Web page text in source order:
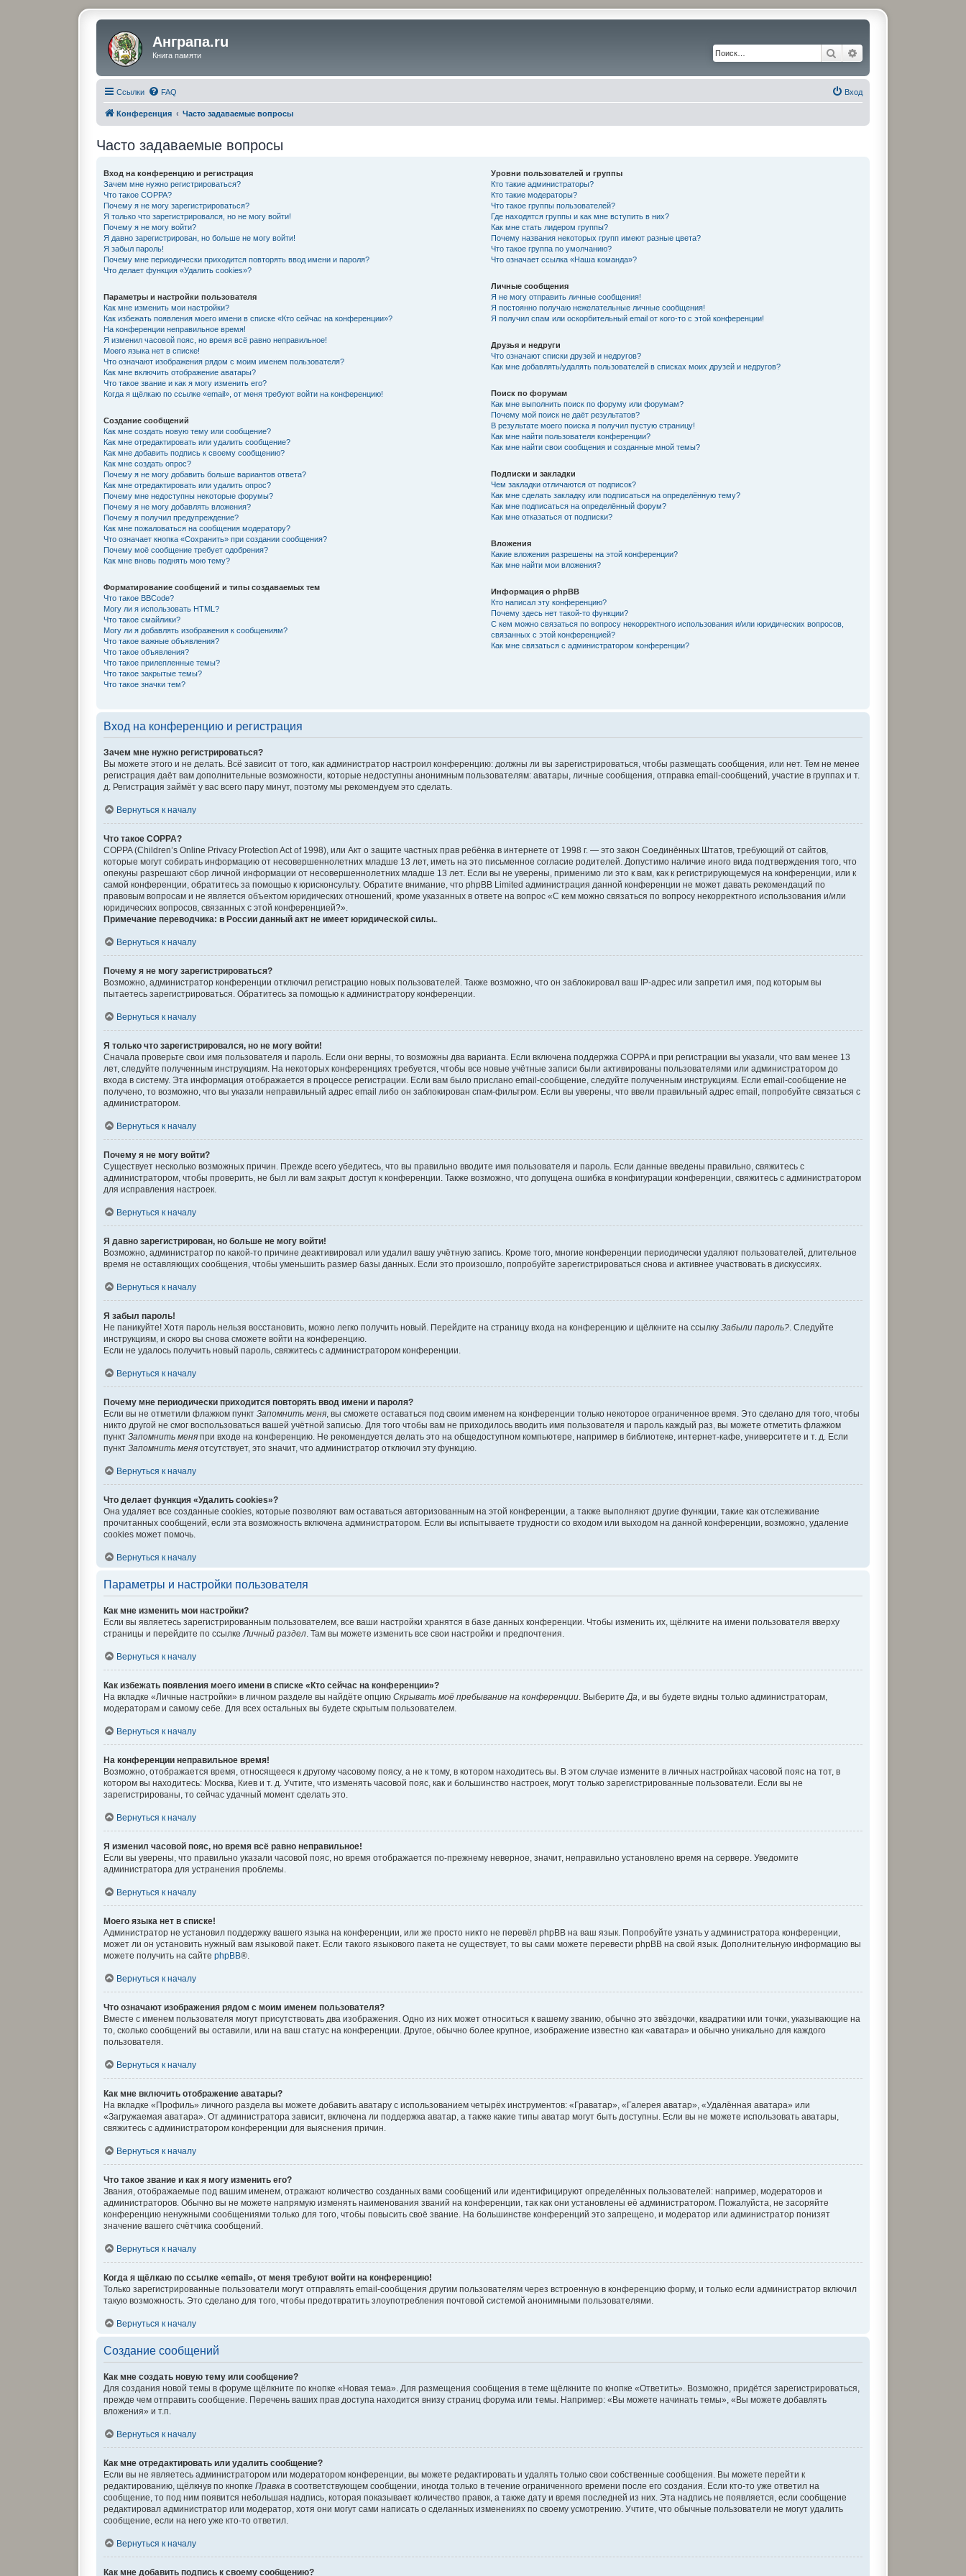
Анграпа.ru
Книга памяти Поиск
Ссылки FAQ Вход
Конференция Часто задаваемые вопросы
Часто задаваемые вопросы
Вход на конференцию и регистрация
Зачем мне нужно регистрироваться?
Что такое COPPA?
Почему я не могу зарегистрироваться?
Я только что зарегистрировался, но не могу войти!
Почему я не могу войти?
Я давно зарегистрирован, но больше не могу войти!
Я забыл пароль!
Почему мне периодически приходится повторять ввод имени и пароля?
Что делает функция «Удалить cookies»?
Параметры и настройки пользователя
Как мне изменить мои настройки?
Как избежать появления моего имени в списке «Кто сейчас на конференции»?
На конференции неправильное время!
Я изменил часовой пояс, но время всё равно неправильное!
Моего языка нет в списке!
Что означают изображения рядом с моим именем пользователя?
Как мне включить отображение аватары?
Что такое звание и как я могу изменить его?
Когда я щёлкаю по ссылке «email», от меня требуют войти на конференцию!
Создание сообщений
Как мне создать новую тему или сообщение?
Как мне отредактировать или удалить сообщение?
Как мне добавить подпись к своему сообщению?
Как мне создать опрос?
Почему я не могу добавить больше вариантов ответа?
Как мне отредактировать или удалить опрос?
Почему мне недоступны некоторые форумы?
Почему я не могу добавлять вложения?
Почему я получил предупреждение?
Как мне пожаловаться на сообщения модератору?
Что означает кнопка «Сохранить» при создании сообщения?
Почему моё сообщение требует одобрения?
Как мне вновь поднять мою тему?
Форматирование сообщений и типы создаваемых тем
Что такое BBCode?
Могу ли я использовать HTML?
Что такое смайлики?
Могу ли я добавлять изображения к сообщениям?
Что такое важные объявления?
Что такое объявления?
Что такое прилепленные темы?
Что такое закрытые темы?
Что такое значки тем?
Уровни пользователей и группы
Кто такие администраторы?
Кто такие модераторы?
Что такое группы пользователей?
Где находятся группы и как мне вступить в них?
Как мне стать лидером группы?
Почему названия некоторых групп имеют разные цвета?
Что такое группа по умолчанию?
Что означает ссылка «Наша команда»?
Личные сообщения
Я не могу отправить личные сообщения!
Я постоянно получаю нежелательные личные сообщения!
Я получил спам или оскорбительный email от кого-то с этой конференции!
Друзья и недруги
Что означают списки друзей и недругов?
Как мне добавлять/удалять пользователей в списках моих друзей и недругов?
Поиск по форумам
Как мне выполнить поиск по форуму или форумам?
Почему мой поиск не даёт результатов?
В результате моего поиска я получил пустую страницу!
Как мне найти пользователя конференции?
Как мне найти свои сообщения и созданные мной темы?
Подписки и закладки
Чем закладки отличаются от подписок?
Как мне сделать закладку или подписаться на определённую тему?
Как мне подписаться на определённый форум?
Как мне отказаться от подписки?
Вложения
Какие вложения разрешены на этой конференции?
Как мне найти мои вложения?
Информация о phpBB
Кто написал эту конференцию?
Почему здесь нет такой-то функции?
С кем можно связаться по вопросу некорректного использования и/или юридических вопросов,
связанных с этой конференцией?
Как мне связаться с администратором конференции?
Вход на конференцию и регистрация
Зачем мне нужно регистрироваться?
Вы можете этого и не делать. Всё зависит от того, как администратор настроил конференцию: должны ли вы зарегистрироваться, чтобы размещать сообщения, или нет. Тем не менее
регистрация даёт вам дополнительные возможности, которые недоступны анонимным пользователям: аватары, личные сообщения, отправка email-сообщений, участие в группах и т.
д. Регистрация займёт у вас всего пару минут, поэтому мы рекомендуем это сделать.
Вернуться к началу
Что такое COPPA?
COPPA (Children’s Online Privacy Protection Act of 1998), или Акт о защите частных прав ребёнка в интернете от 1998 г. — это закон Соединённых Штатов, требующий от сайтов,
которые могут собирать информацию от несовершеннолетних младше 13 лет, иметь на это письменное согласие родителей. Допустимо наличие иного вида подтверждения того, что
опекуны разрешают сбор личной информации от несовершеннолетних младше 13 лет. Если вы не уверены, применимо ли это к вам, как к регистрирующемуся на конференции, или к
самой конференции, обратитесь за помощью к юрисконсульту. Обратите внимание, что phpBB Limited администрация данной конференции не может давать рекомендаций по
правовым вопросам и не является объектом юридических отношений, кроме указанных в ответе на вопрос «С кем можно связаться по вопросу некорректного использования и/или
юридических вопросов, связанных с этой конференцией?».
Примечание переводчика: в России данный акт не имеет юридической силы.
Вернуться к началу
Почему я не могу зарегистрироваться?
Возможно, администратор конференции отключил регистрацию новых пользователей. Также возможно, что он заблокировал ваш IP-адрес или запретил имя, под которым вы
пытаетесь зарегистрироваться. Обратитесь за помощью к администратору конференции.
Вернуться к началу
Я только что зарегистрировался, но не могу войти!
Сначала проверьте свои имя пользователя и пароль. Если они верны, то возможны два варианта. Если включена поддержка COPPA и при регистрации вы указали, что вам менее 13
лет, следуйте полученным инструкциям. На некоторых конференциях требуется, чтобы все новые учётные записи были активированы пользователями или администратором до
входа в систему. Эта информация отображается в процессе регистрации. Если вам было прислано email-сообщение, следуйте полученным инструкциям. Если email-сообщение не
получено, то возможно, что вы указали неправильный адрес email либо он заблокирован спам-фильтром. Если вы уверены, что ввели правильный адрес email, попробуйте связаться с
администратором.
Вернуться к началу
Почему я не могу войти?
Существует несколько возможных причин. Прежде всего убедитесь, что вы правильно вводите имя пользователя и пароль. Если данные введены правильно, свяжитесь с
администратором, чтобы проверить, не был ли вам закрыт доступ к конференции. Также возможно, что допущена ошибка в конфигурации конференции, свяжитесь с администратором
для исправления настроек.
Вернуться к началу
Я давно зарегистрирован, но больше не могу войти!
Возможно, администратор по какой-то причине деактивировал или удалил вашу учётную запись. Кроме того, многие конференции периодически удаляют пользователей, длительное
время не оставляющих сообщения, чтобы уменьшить размер базы данных. Если это произошло, попробуйте зарегистрироваться снова и активнее участвовать в дискуссиях.
Вернуться к началу
Я забыл пароль!
Не паникуйте! Хотя пароль нельзя восстановить, можно легко получить новый. Перейдите на страницу входа на конференцию и щёлкните на ссылкуЗабыли пароль? . Следуйте
инструкциям, и скоро вы снова сможете войти на конференцию.
Если не удалось получить новый пароль, свяжитесь с администратором конференции.
Вернуться к началу
Почему мне периодически приходится повторять ввод имени и пароля?
Если вы не отметили флажком пунктЗапомнить меня , вы сможете оставаться под своим именем на конференции только некоторое ограниченное время. Это сделано для того, чтобы
никто другой не смог воспользоваться вашей учётной записью. Для того чтобы вам не приходилось вводить имя пользователя и пароль каждый раз, вы можете отметить флажком
пунктЗапомнить меня при входе на конференцию. Не рекомендуется делать это на общедоступном компьютере, например в библиотеке, интернет-кафе, университете и т. д. Если
пунктЗапомнить меня отсутствует, это значит, что администратор отключил эту функцию.
Вернуться к началу
Что делает функция «Удалить cookies»?
Она удаляет все созданные cookies, которые позволяют вам оставаться авторизованным на этой конференции, а также выполняют другие функции, такие как отслеживание
прочитанных сообщений, если эта возможность включена администратором. Если вы испытываете трудности со входом или выходом на данной конференции, возможно, удаление
cookies может помочь.
Вернуться к началу
Параметры и настройки пользователя
Как мне изменить мои настройки?
Если вы являетесь зарегистрированным пользователем, все ваши настройки хранятся в базе данных конференции. Чтобы изменить их, щёлкните на имени пользователя вверху
страницы и перейдите по ссылкеЛичный раздел . Там вы можете изменить все свои настройки и предпочтения.
Вернуться к началу
Как избежать появления моего имени в списке «Кто сейчас на конференции»?
На вкладке «Личные настройки» в личном разделе вы найдёте опциюСкрывать моё пребывание на конференции . ВыберитеДа , и вы будете видны только администраторам,
модераторам и самому себе. Для всех остальных вы будете скрытым пользователем.
Вернуться к началу
На конференции неправильное время!
Возможно, отображается время, относящееся к другому часовому поясу, а не к тому, в котором находитесь вы. В этом случае измените в личных настройках часовой пояс на тот, в
котором вы находитесь: Москва, Киев и т. д. Учтите, что изменять часовой пояс, как и большинство настроек, могут только зарегистрированные пользователи. Если вы не
зарегистрированы, то сейчас удачный момент сделать это.
Вернуться к началу
Я изменил часовой пояс, но время всё равно неправильное!
Если вы уверены, что правильно указали часовой пояс, но время отображается по-прежнему неверное, значит, неправильно установлено время на сервере. Уведомите
администратора для устранения проблемы.
Вернуться к началу
Моего языка нет в списке!
Администратор не установил поддержку вашего языка на конференции, или же просто никто не перевёл phpBB на ваш язык. Попробуйте узнать у администратора конференции,
может ли он установить нужный вам языковой пакет. Если такого языкового пакета не существует, то вы сами можете перевести phpBB на свой язык. Дополнительную информацию вы
можете получить на сайтеphpBB®.
Вернуться к началу
Что означают изображения рядом с моим именем пользователя?
Вместе с именем пользователя могут присутствовать два изображения. Одно из них может относиться к вашему званию, обычно это звёздочки, квадратики или точки, указывающие на
то, сколько сообщений вы оставили, или на ваш статус на конференции. Другое, обычно более крупное, изображение известно как «аватара» и обычно уникально для каждого
пользователя.
Вернуться к началу
Как мне включить отображение аватары?
На вкладке «Профиль» личного раздела вы можете добавить аватару с использованием четырёх инструментов: «Граватар», «Галерея аватар», «Удалённая аватара» или
«Загружаемая аватара». От администратора зависит, включена ли поддержка аватар, а также какие типы аватар могут быть доступны. Если вы не можете использовать аватары,
свяжитесь с администратором конференции для выяснения причин.
Вернуться к началу
Что такое звание и как я могу изменить его?
Звания, отображаемые под вашим именем, отражают количество созданных вами сообщений или идентифицируют определённых пользователей: например, модераторов и
администраторов. Обычно вы не можете напрямую изменять наименования званий на конференции, так как они установлены её администратором. Пожалуйста, не засоряйте
конференцию ненужными сообщениями только для того, чтобы повысить своё звание. На большинстве конференций это запрещено, и модератор или администратор понизят
значение вашего счётчика сообщений.
Вернуться к началу
Когда я щёлкаю по ссылке «email», от меня требуют войти на конференцию!
Только зарегистрированные пользователи могут отправлять email-сообщения другим пользователям через встроенную в конференцию форму, и только если администратор включил
такую возможность. Это сделано для того, чтобы предотвратить злоупотребления почтовой системой анонимными пользователями.
Вернуться к началу
Создание сообщений
Как мне создать новую тему или сообщение?
Для создания новой темы в форуме щёлкните по кнопке «Новая тема». Для размещения сообщения в теме щёлкните по кнопке «Ответить». Возможно, придётся зарегистрироваться,
прежде чем отправить сообщение. Перечень ваших прав доступа находится внизу страниц форума или темы. Например: «Вы можете начинать темы», «Вы можете добавлять
вложения» и т.п.
Вернуться к началу
Как мне отредактировать или удалить сообщение?
Если вы не являетесь администратором или модератором конференции, вы можете редактировать и удалять только свои собственные сообщения. Вы можете перейти к
редактированию, щёлкнув по кнопкеПравка в соответствующем сообщении, иногда только в течение ограниченного времени после его создания. Если кто-то уже ответил на
сообщение, то под ним появится небольшая надпись, которая показывает количество правок, а также дату и время последней из них. Эта надпись не появляется, если сообщение
редактировал администратор или модератор, хотя они могут сами написать о сделанных изменениях по своему усмотрению. Учтите, что обычные пользователи не могут удалить
сообщение, если на него уже кто-то ответил.
Вернуться к началу
Как мне добавить подпись к своему сообщению?